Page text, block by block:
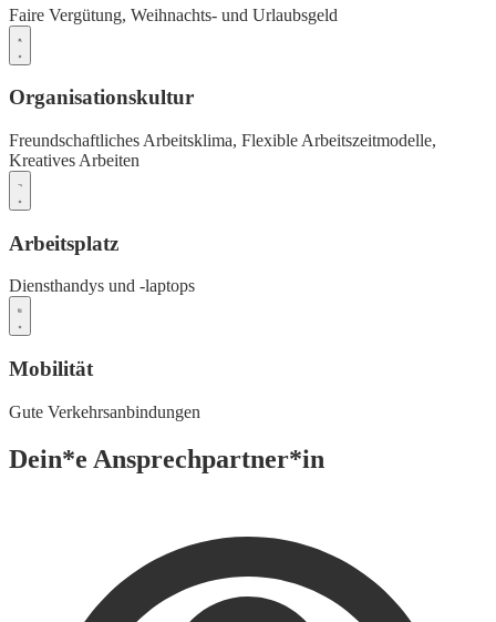
Faire Vergütung, Weihnachts- und Urlaubsgeld
Organisationskultur
Freundschaftliches Arbeitsklima, Flexible Arbeitszeitmodelle,
Kreatives Arbeiten
Arbeitsplatz
Diensthandys und -laptops
Mobilität
Gute Verkehrsanbindungen
Dein*e Ansprechpartner*in